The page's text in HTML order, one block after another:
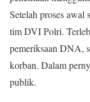
Setelah proses awal
tim DVI Polri.
pemeriksaan DNA,
korban. Dalam
publik.